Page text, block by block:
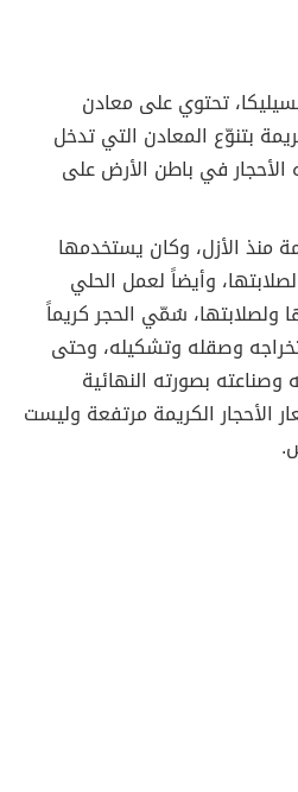
تحتوي على معادن
بتنوّع المعادن التي تدخل
في باطن الأرض على
منذ الأزل، وكان يستخدمها
وأيضاً لعمل الحلي
ولصلابتها، سُمّي الحجر كريماً
وصقله وتشكيله، وحتى
وصناعته بصورته النهائية
الأحجار الكريمة مرتفعة وليست